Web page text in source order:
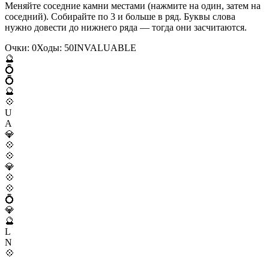
Меняйте соседние камни местами (нажмите на один, затем на
соседний). Собирайте по 3 и больше в ряд. Буквы слова
нужно довести до нижнего ряда — тогда они засчитаются.
Очки: 0Ходы: 50INVALUABLE
🔮
💍
💍
🔮
💠
U
A
💎
💠
💠
💎
💠
💠
💍
💎
🔮
L
N
💠